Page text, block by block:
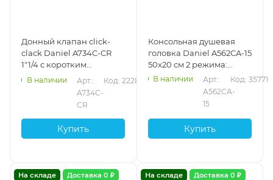
Донный клапан click-
clack Daniel A734C-CR
1"1/4 с коротким
стаканом, хром
В наличии
Арт.:
A734C-
CR
Код: 22288
Купить
Консольная душевая
головка Daniel A562CA-15
50x20 см 2 режима:
дождь и каскад, черный
В наличии
Арт.:
A562CA-
15
Код: 35771
Купить
На складе Доставка 0 ₽ На складе Доставка 0 ₽